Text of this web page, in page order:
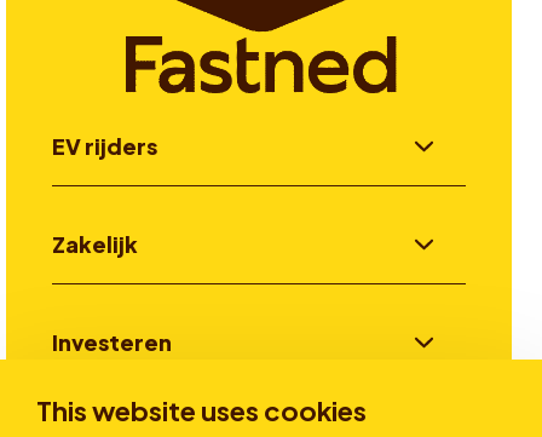
This website uses cookies
EV rijders
Zakelijk
Investeren